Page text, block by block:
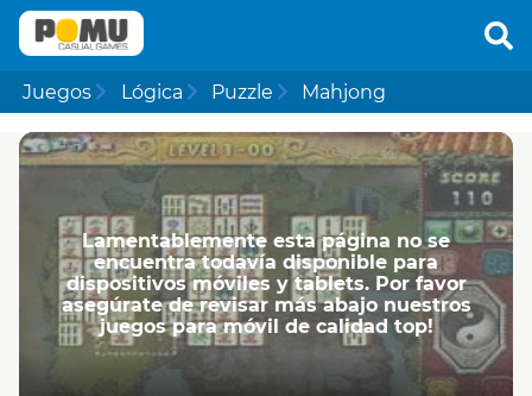
Juegos Lógica Puzzle Mahjong
Lamentablemente esta página no se
encuentra todavía disponible para
dispositivos móviles y tablets. Por favor
asegúrate de revisar más abajo nuestros
juegos para móvil de calidad top!